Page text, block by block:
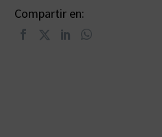
Compartir en: